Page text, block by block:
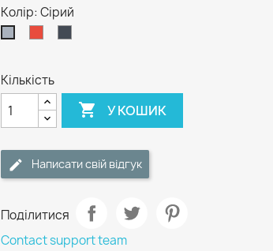
Колір: Сірий
Кількість
 У КОШИК
Написати свій відгук
Поділитися
Contact support team